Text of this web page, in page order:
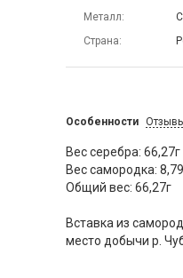
Металл
Страна
Особенности
Вес серебра: 66,27г
Вес самородка:
Общий вес: 66,27г
Вставка из
место добычи р.